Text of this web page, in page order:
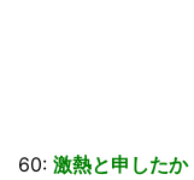
60: 激熱と申したか